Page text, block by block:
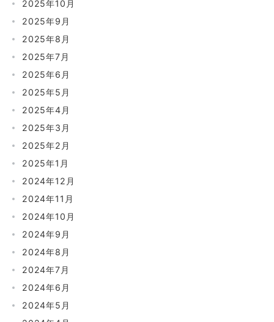
2025年10月
2025年9月
2025年8月
2025年7月
2025年6月
2025年5月
2025年4月
2025年3月
2025年2月
2025年1月
2024年12月
2024年11月
2024年10月
2024年9月
2024年8月
2024年7月
2024年6月
2024年5月